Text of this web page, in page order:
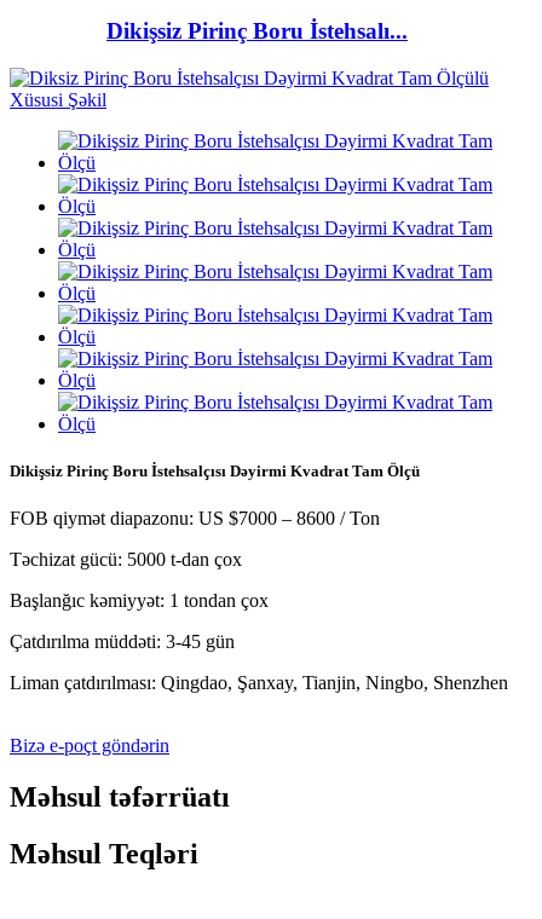
Dikişsiz Pirinç Boru İstehsalı...
Dikişsiz Pirinç Boru İstehsalçısı Dəyirmi Kvadrat Tam Ölçü
FOB qiymət diapazonu: US $7000 – 8600 / Ton
Təchizat gücü: 5000 t-dan çox
Başlanğıc kəmiyyət: 1 tondan çox
Çatdırılma müddəti: 3-45 gün
Liman çatdırılması: Qingdao, Şanxay, Tianjin, Ningbo, Shenzhen
Bizə e-poçt göndərin
Məhsul təfərrüatı
Məhsul Teqləri